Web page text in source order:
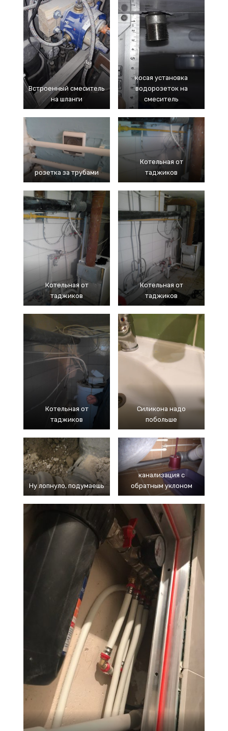
Встроенный смеситель
на шланги
косая установка
водорозеток на
смеситель
розетка за трубами
Котельная от
таджиков
Котельная от
таджиков
Котельная от
таджиков
Котельная от
таджиков
Силикона надо
побольше
Ну лопнуло, подумаешь
канализация с
обратным уклоном